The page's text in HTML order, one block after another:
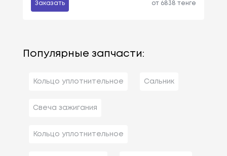
Заказать от 6838 тенге
Популярные запчасти:
Кольцо уплотнительное Сальник
Свеча зажигания
Кольцо уплотнительное